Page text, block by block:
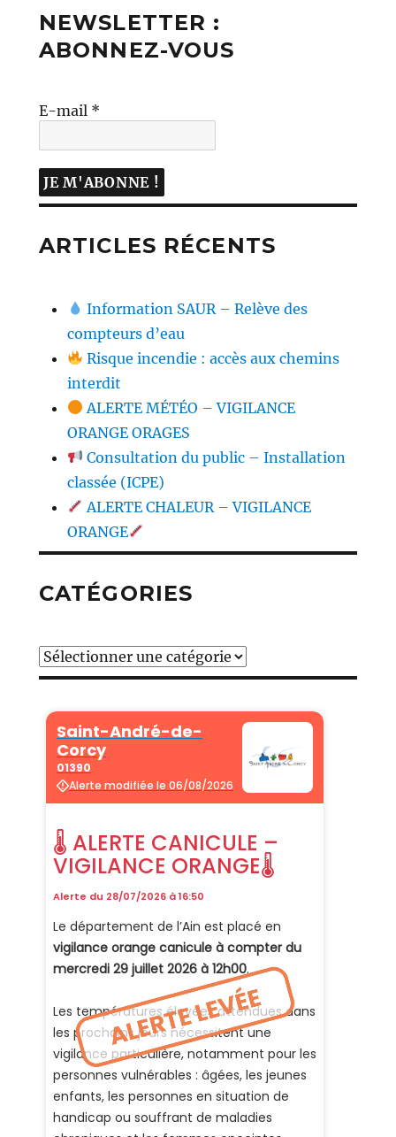
NEWSLETTER :
ABONNEZ-VOUS
E-mail *
ARTICLES RÉCENTS
Information SAUR – Relève des
compteurs d’eau
Risque incendie : accès aux chemins
interdit
ALERTE MÉTÉO – VIGILANCE
ORANGE ORAGES
Consultation du public – Installation
classée (ICPE)
ALERTE CHALEUR – VIGILANCE
ORANGE
CATÉGORIES
Catégories